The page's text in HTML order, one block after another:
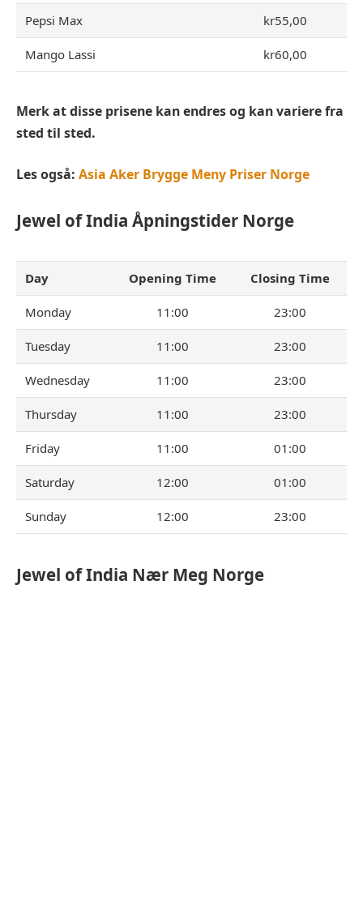
Pepsi Max kr55,00
Mango Lassi kr60,00
Merk at disse prisene kan endres og kan variere fra
sted til sted.
Les også: Asia Aker Brygge Meny Priser Norge
Jewel of India Åpningstider Norge
Day Opening Time Closing Time
Monday 11:00 23:00
Tuesday 11:00 23:00
Wednesday 11:00 23:00
Thursday 11:00 23:00
Friday 11:00 01:00
Saturday 12:00 01:00
Sunday 12:00 23:00
Jewel of India Nær Meg Norge